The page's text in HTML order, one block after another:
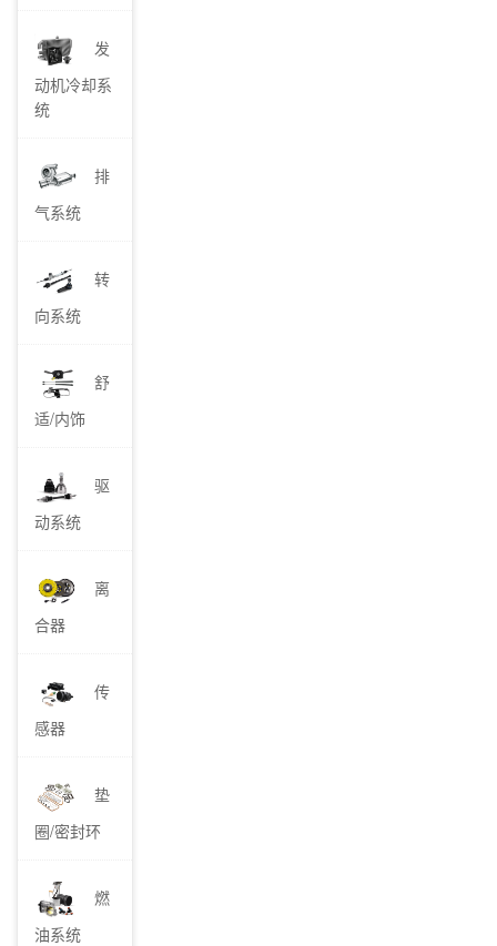
发
动机冷却系
统
排
气系统
转
向系统
舒
适/内饰
驱
动系统
离
合器
传
感器
垫
圈/密封环
燃
油系统